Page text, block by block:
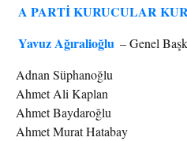
A PARTİ KURUCULAR
Yavuz Ağıralioğlu – Genel
Adnan Süphanoğlu
Ahmet Ali Kaplan
Ahmet Baydaroğlu
Ahmet Murat Hatabay